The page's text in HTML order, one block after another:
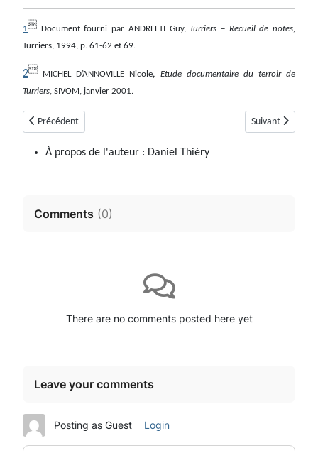
1 Document fourni par ANDREETI Guy,Turriers – Recueil de notes,
Turriers, 1994, p. 61-62 et 69.
2 MICHEL D’ANNOVILLE Nicole, Etude documentaire du terroir de
Turriers, SIVOM, janvier 2001.
Article précédent : Les Thuiles
Précédent Article suivant :
Suivant
À propos de l'auteur : Daniel Thiéry
Comments (0)
There are no comments posted here yet
Leave your comments
Posting as Guest Login